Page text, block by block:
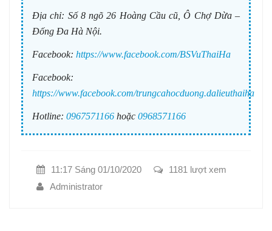
Địa chỉ: Số 8 ngõ 26 Hoàng Cầu cũ, Ô Chợ Dừa –
Đống Đa Hà Nội.
Facebook: https://www.facebook.com/BSVuThaiHa
Facebook:
https://www.facebook.com/trungcahocduong.dalieuthaiha
Hotline: 0967571166 hoặc 0968571166
11:17 Sáng 01/10/2020
1181 lượt xem
Administrator